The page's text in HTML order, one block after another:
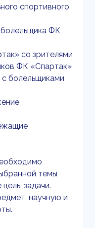
спортивного
ФК
со зрителями
ФК «Спартак»
болельщиками
темы
задачи.
научную и